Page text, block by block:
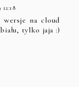
12:18
na cloud
tylko jaja :)